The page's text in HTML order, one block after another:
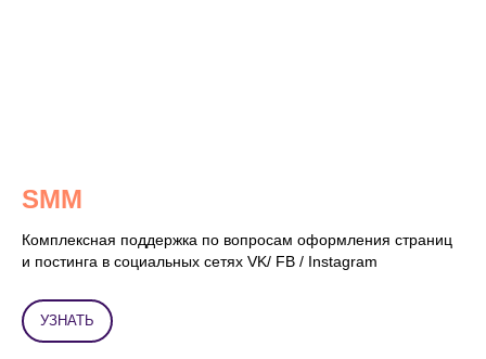
SMM
Комплексная поддержка по вопросам оформления страниц
и постинга в социальных сетях VK/ FB / Instagram
УЗНАТЬ